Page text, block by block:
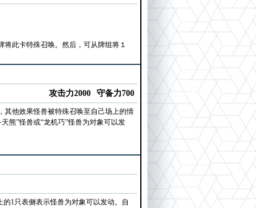
将此卡特殊召唤。然后，可从牌组将１
攻击力2000 守备力700
其他效果怪兽被特殊召唤至自己场上的情
熊”怪兽或“龙机巧”怪兽为对象可以发
1只表侧表示怪兽为对象可以发动。自